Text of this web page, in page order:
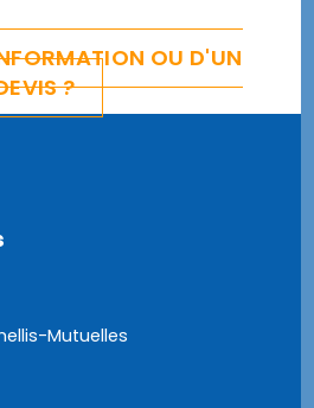
OU D'UN
?
Mutuelles